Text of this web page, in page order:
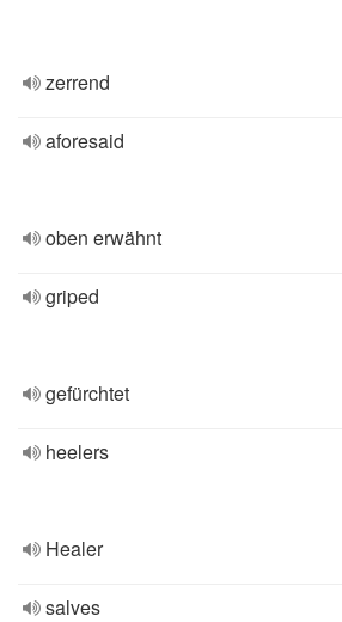
zerrend
aforesaid
oben erwähnt
griped
gefürchtet
heelers
Healer
salves